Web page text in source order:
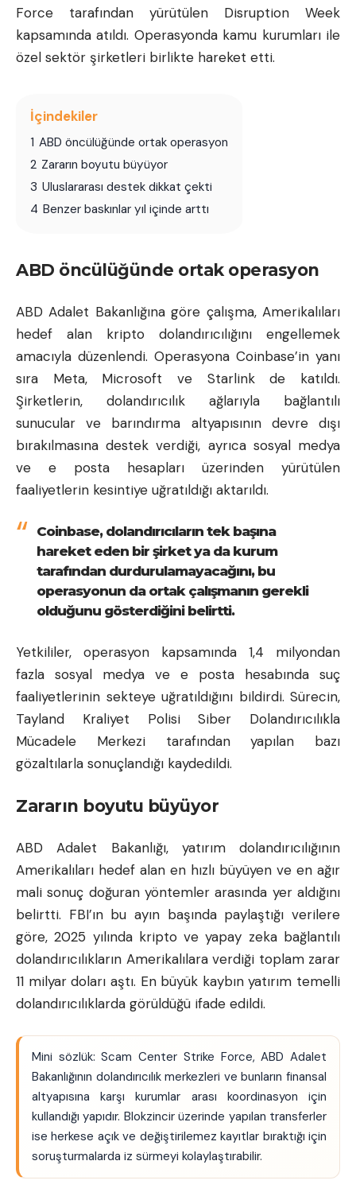
Force tarafından yürütülen Disruption Week
kapsamında atıldı. Operasyonda kamu kurumları ile
özel sektör şirketleri birlikte hareket etti.
İçindekiler
1 ABD öncülüğünde ortak operasyon
2 Zararın boyutu büyüyor
3 Uluslararası destek dikkat çekti
4 Benzer baskınlar yıl içinde arttı
ABD öncülüğünde ortak operasyon
ABD Adalet Bakanlığına göre çalışma, Amerikalıları
hedef alan kripto dolandırıcılığını engellemek
amacıyla düzenlendi. Operasyona Coinbase’in yanı
sıra Meta, Microsoft ve Starlink de katıldı.
Şirketlerin, dolandırıcılık ağlarıyla bağlantılı
sunucular ve barındırma altyapısının devre dışı
bırakılmasına destek verdiği, ayrıca sosyal medya
ve e posta hesapları üzerinden yürütülen
faaliyetlerin kesintiye uğratıldığı aktarıldı.
Coinbase, dolandırıcıların tek başına
hareket eden bir şirket ya da kurum
tarafından durdurulamayacağını, bu
operasyonun da ortak çalışmanın gerekli
olduğunu gösterdiğini belirtti.
Yetkililer, operasyon kapsamında 1,4 milyondan
fazla sosyal medya ve e posta hesabında suç
faaliyetlerinin sekteye uğratıldığını bildirdi. Sürecin,
Tayland Kraliyet Polisi Siber Dolandırıcılıkla
Mücadele Merkezi tarafından yapılan bazı
gözaltılarla sonuçlandığı kaydedildi.
Zararın boyutu büyüyor
ABD Adalet Bakanlığı, yatırım dolandırıcılığının
Amerikalıları hedef alan en hızlı büyüyen ve en ağır
mali sonuç doğuran yöntemler arasında yer aldığını
belirtti. FBI’ın bu ayın başında paylaştığı verilere
göre, 2025 yılında kripto ve yapay zeka bağlantılı
dolandırıcılıkların Amerikalılara verdiği toplam zarar
11 milyar doları aştı. En büyük kaybın yatırım temelli
dolandırıcılıklarda görüldüğü ifade edildi.
Mini sözlük: Scam Center Strike Force, ABD Adalet
Bakanlığının dolandırıcılık merkezleri ve bunların finansal
altyapısına karşı kurumlar arası koordinasyon için
kullandığı yapıdır. Blokzincir üzerinde yapılan transferler
ise herkese açık ve değiştirilemez kayıtlar bıraktığı için
soruşturmalarda iz sürmeyi kolaylaştırabilir.